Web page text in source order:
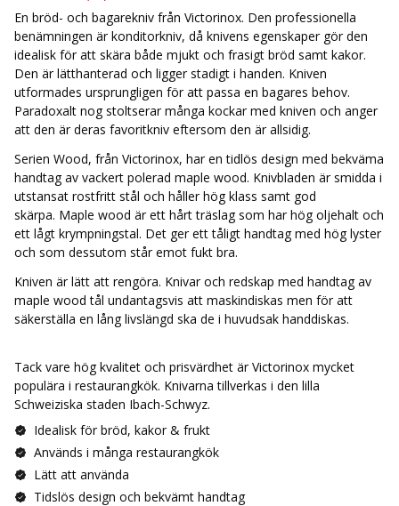
En bröd- och bagarekniv från Victorinox. Den professionella
benämningen är konditorkniv, då knivens egenskaper gör den
idealisk för att skära både mjukt och frasigt bröd samt kakor.
Den är lätthanterad och ligger stadigt i handen. Kniven
utformades ursprungligen för att passa en bagares behov.
Paradoxalt nog stoltserar många kockar med kniven och anger
att den är deras favoritkniv eftersom den är allsidig.
Serien Wood, från Victorinox, har en tidlös design med bekväma
handtag av vackert polerad maple wood. Knivbladen är smidda i
utstansat rostfritt stål och håller hög klass samt god
skärpa. Maple wood är ett hårt träslag som har hög oljehalt och
ett lågt krympningstal. Det ger ett tåligt handtag med hög lyster
och som dessutom står emot fukt bra.
Kniven är lätt att rengöra. Knivar och redskap med handtag av
maple wood tål undantagsvis att maskindiskas men för att
säkerställa en lång livslängd ska de i huvudsak handdiskas.
Tack vare hög kvalitet och prisvärdhet är Victorinox mycket
populära i restaurangkök. Knivarna tillverkas i den lilla
Schweiziska staden Ibach-Schwyz.
Idealisk för bröd, kakor & frukt
Används i många restaurangkök
Lätt att använda
Tidslös design och bekvämt handtag